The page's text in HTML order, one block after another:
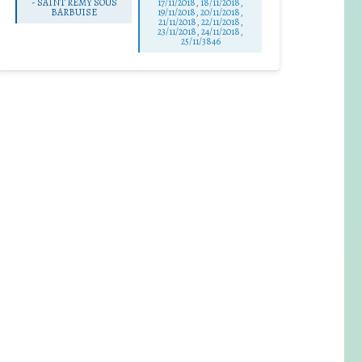
- SAINT REMY SOUS
BARBUISE
17/11/2018, 18/11/2018,
19/11/2018, 20/11/2018,
21/11/2018, 22/11/2018,
23/11/2018, 24/11/2018,
25/11/3846